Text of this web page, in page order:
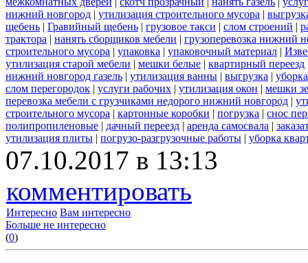
нижний новгород | утилизация строительного мусора |
щебень | Гравийный щебень | грузовое такси | слом строений |
трактора | нанять сборщиков мебели | грузоперевозка нижний
строительного мусора | упаковка | упаковочный материал |
утилизация старой мебели | мешки белые | квартирный переезд
нижний новгород газель | утилизация ванны | выгрузка |
слом перегородок | услуги рабочих | утилизация окон | мешки
перевозка мебели с грузчиками недорого нижний новгород |
строительного мусора | картонные коробки | погрузка | снос
полипропиленовые | дачный переезд | аренда самосвала |
утилизация плиты | погрузо-разгрузочные работы | уборка
07.10.2017 в 13:13
комментировать
Интересно Вам интересно
Больше не интересно
(0)